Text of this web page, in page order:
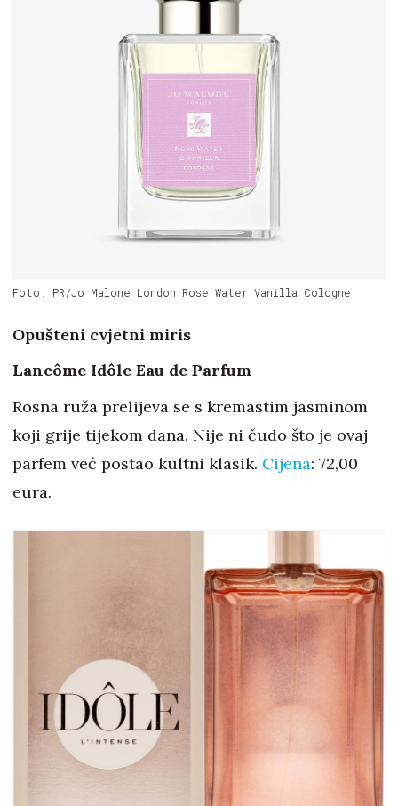
Foto: PR/Jo Malone London Rose Water Vanilla Cologne
Opušteni cvjetni miris
Lancôme Idôle Eau de Parfum
Rosna ruža prelijeva se s kremastim jasminom
koji grije tijekom dana. Nije ni čudo što je ovaj
parfem već postao kultni klasik. Cijena: 72,00
eura.